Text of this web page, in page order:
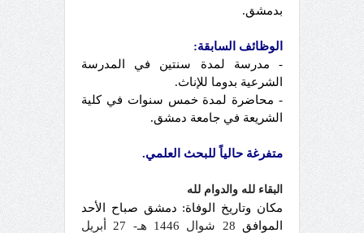
بدمشق.
الوظائف السابقة:
- مدرسة لمدة سنتين في المدرسة
الشرعية بدوما للإناث.
- محاضرة لمدة خمس سنوات في كلية
الشريعة في جامعة دمشق.
متفرغة حالياً للبحث العلمي.
البقاء لله والدوام لله
مكان وتاريخ الوفاة: دمشق صباح الأحد
الموافق
28 شوال 1446 هـ- 27 أبريل